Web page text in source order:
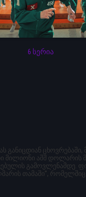
6 სერია
განიცდიან
მილიონი აშშ დოლარის
გამოვლენამდე.
თამაში”,